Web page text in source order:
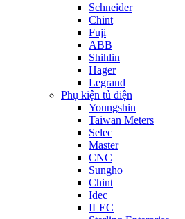
Schneider
Chint
Fuji
ABB
Shihlin
Hager
Legrand
Phụ kiện tủ điện
Youngshin
Taiwan Meters
Selec
Master
CNC
Sungho
Chint
Idec
ILEC